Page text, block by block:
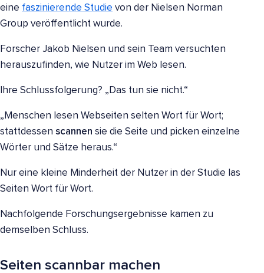
eine faszinierende Studie von der Nielsen Norman
Group veröffentlicht wurde.
Forscher Jakob Nielsen und sein Team versuchten
herauszufinden, wie Nutzer im Web lesen.
Ihre Schlussfolgerung? „Das tun sie nicht.“
„Menschen lesen Webseiten selten Wort für Wort;
stattdessen scannen sie die Seite und picken einzelne
Wörter und Sätze heraus.“
Nur eine kleine Minderheit der Nutzer in der Studie las
Seiten Wort für Wort.
Nachfolgende Forschungsergebnisse kamen zu
demselben Schluss.
Seiten scannbar machen